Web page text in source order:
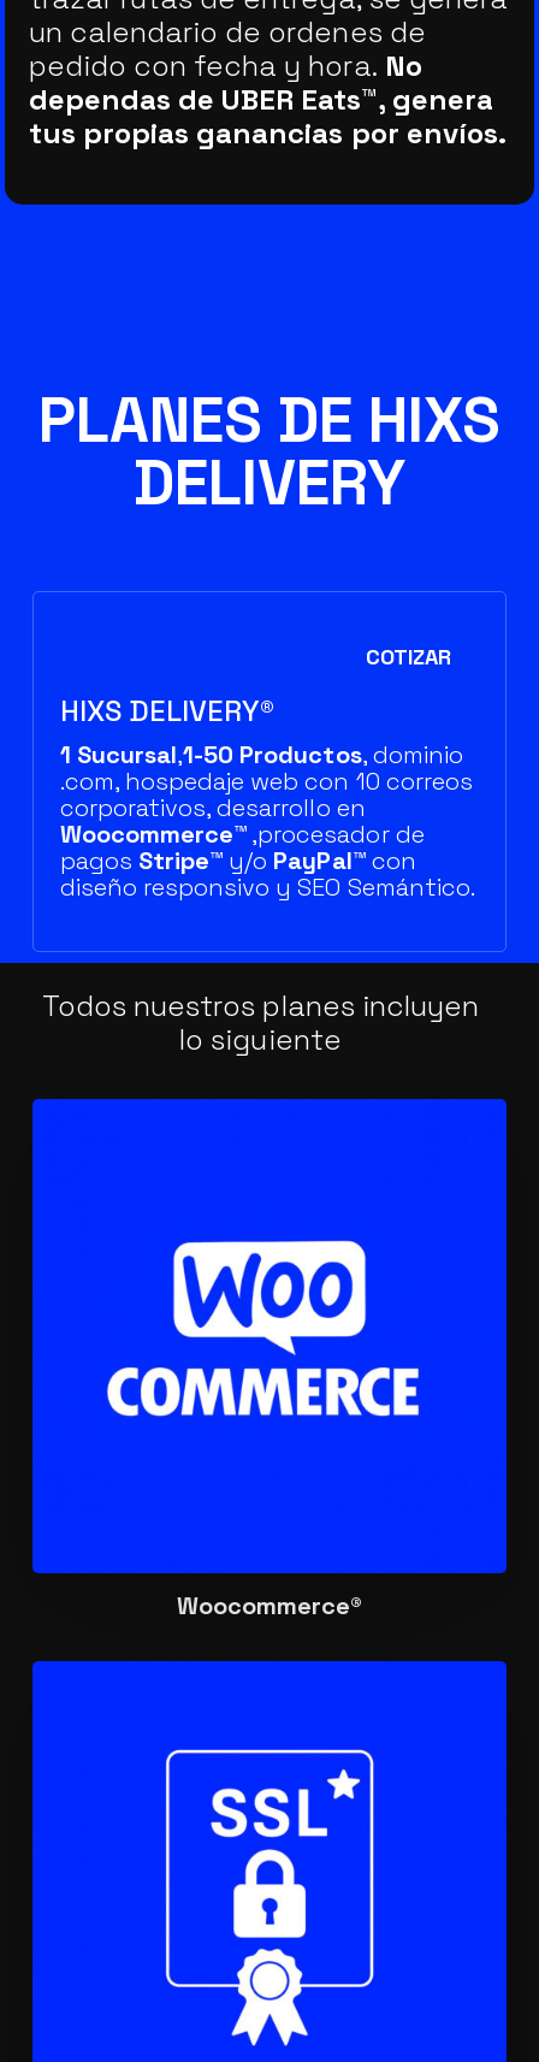
un calendario de ordenes de
pedido con fecha y hora. No
dependas de UBER Eats™, genera
tus propias ganancias por envíos.
PLANES DE HIXS
DELIVERY
HIXS DELIVERY®
1 Sucursal,1-50 Productos, dominio
.com, hospedaje web con 10 correos
corporativos, desarrollo en
Woocommerce™,procesador de
pagos Stripe™ y/o PayPal™con
diseño responsivo y SEO Semántico.
COTIZAR
Todos nuestros planes incluyen
lo siguiente
Woocommerce®